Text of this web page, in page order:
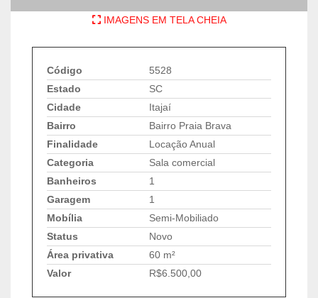
IMAGENS EM TELA CHEIA
Código
5528
Estado
SC
Cidade
Itajaí
Bairro
Bairro Praia Brava
Finalidade
Locação Anual
Categoria
Sala comercial
Banheiros
1
Garagem
1
Mobília
Semi-Mobiliado
Status
Novo
Área privativa
60 m²
Valor
R$6.500,00